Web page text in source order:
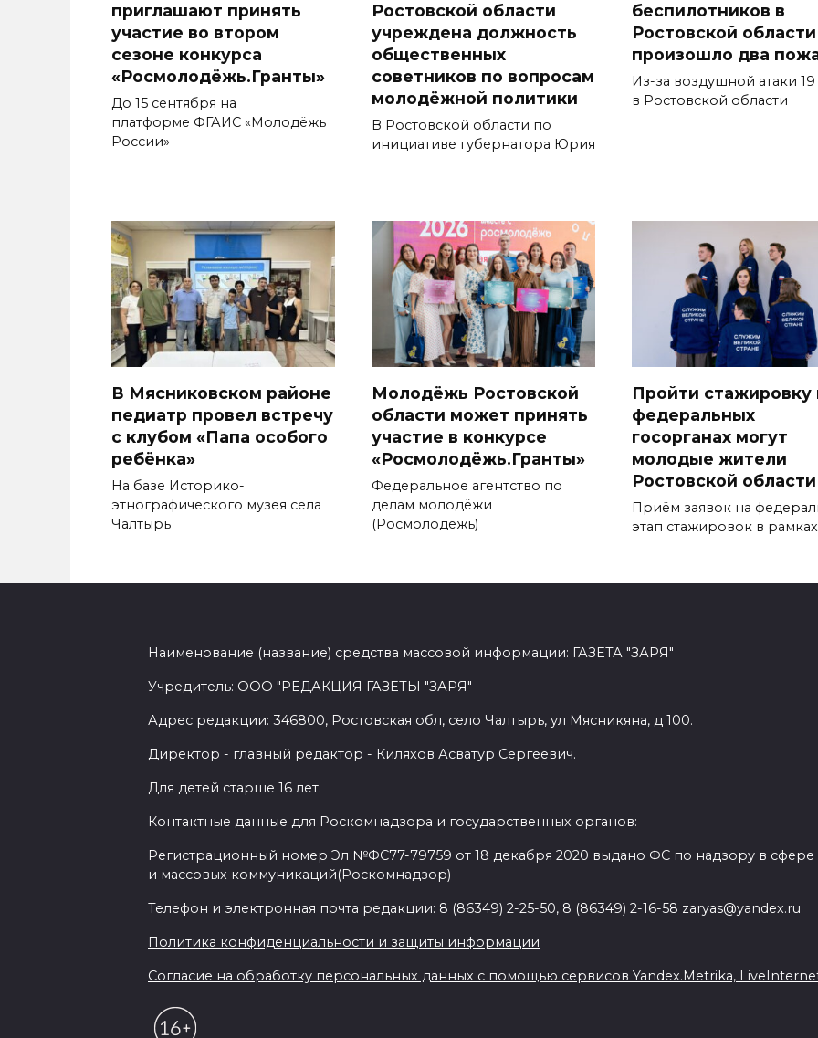
приглашают принять
участие во втором
сезоне конкурса
«Росмолодёжь.Гранты»
До 15 сентября на
платформе ФГАИС «Молодёжь
России»
Ростовской области
учреждена должность
общественных
советников по вопросам
молодёжной политики
В Ростовской области по
инициативе губернатора Юрия
беспилотников в
Ростовской области
произошло два
Из-за воздушной атаки
в Ростовской области
В Мясниковском районе
педиатр провел встречу
с клубом «Папа особого
ребёнка»
На базе Историко-
этнографического музея села
Чалтырь
Молодёжь Ростовской
области может принять
участие в конкурсе
«Росмолодёжь.Гранты»
Федеральное агентство по
делам молодёжи
(Росмолодежь)
Пройти стажировку
федеральных
госорганах могут
молодые жители
Ростовской области
Приём заявок на
этап стажировок в рамках
Наименование (название) средства массовой информации: ГАЗЕТА "ЗАРЯ"
Учредитель: ООО "РЕДАКЦИЯ ГАЗЕТЫ "ЗАРЯ"
Адрес редакции: 346800, Ростовская обл, село Чалтырь, ул Мясникяна, д 100.
Директор - главный редактор - Киляхов Асватур Сергеевич.
Для детей старше 16 лет.
Контактные данные для Роскомнадзора и государственных органов:
Регистрационный номер Эл №ФС77-79759 от 18 декабря 2020 выдано ФС по надзору в
и массовых коммуникаций(Роскомнадзор)
Телефон и электронная почта редакции: 8 (86349) 2-25-50, 8 (86349) 2-16-58 zaryas@yandex.ru
Политика конфиденциальности и защиты информации
Согласие на обработку персональных данных с помощью сервисов Yandex.Metrika,